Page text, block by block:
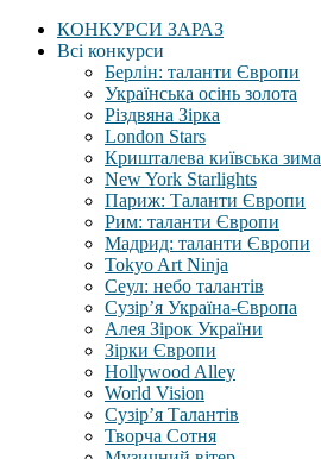
КОНКУРСИ ЗАРАЗ
Всі конкурси
Берлін: таланти Європи
Українська осінь золота
Різдвяна Зірка
London Stars
Кришталева київська зима
New York Starlights
Париж: Таланти Європи
Рим: таланти Європи
Мадрид: таланти Європи
Tokyo Art Ninja
Сеул: небо талантів
Сузір’я Україна-Європа
Алея Зірок України
Зірки Європи
Hollywood Alley
World Vision
Сузір’я Талантів
Творча Сотня